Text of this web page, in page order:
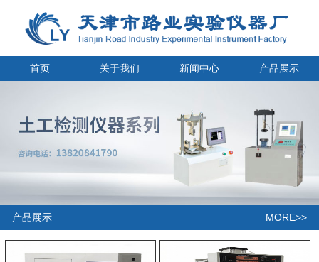
首页 关于我们 新闻中心 产品展示
产品展示 MORE>>